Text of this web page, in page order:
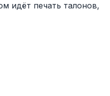
идёт печать талонов,